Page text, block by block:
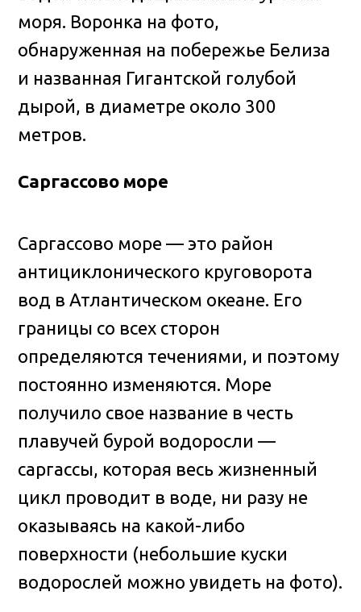
моря. Воронка на фото,
обнаруженная на побережье Белиза
и названная Гигантской голубой
дырой, в диаметре около 300
метров.
Саргассово море
Саргассово море — это район
антициклонического круговорота
вод в Атлантическом океане. Его
границы со всех сторон
определяются течениями, и поэтому
постоянно изменяются. Море
получило свое название в честь
плавучей бурой водоросли —
саргассы, которая весь жизненный
цикл проводит в воде, ни разу не
оказываясь на какой-либо
поверхности (небольшие куски
водорослей можно увидеть на фото).